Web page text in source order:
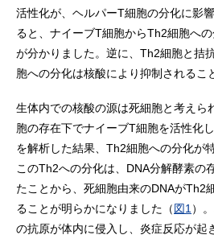
活性化が、ヘルパーT細胞の分化に影
ると、ナイーブT細胞からTh2細胞へ
が分かりました。逆に、Th2細胞と拮
胞への分化は核酸により抑制されるこ
生体内での核酸の源は死細胞と考えら
胞の存在下でナイーブT細胞を活性化
を解析した結果、Th2細胞への分化が
このTh2への分化は、DNA分解酵素の
たことから、死細胞由来のDNAがTh2
ることが明らかになりました（図1 ）
の抗原が体内に侵入し、炎症反応が起